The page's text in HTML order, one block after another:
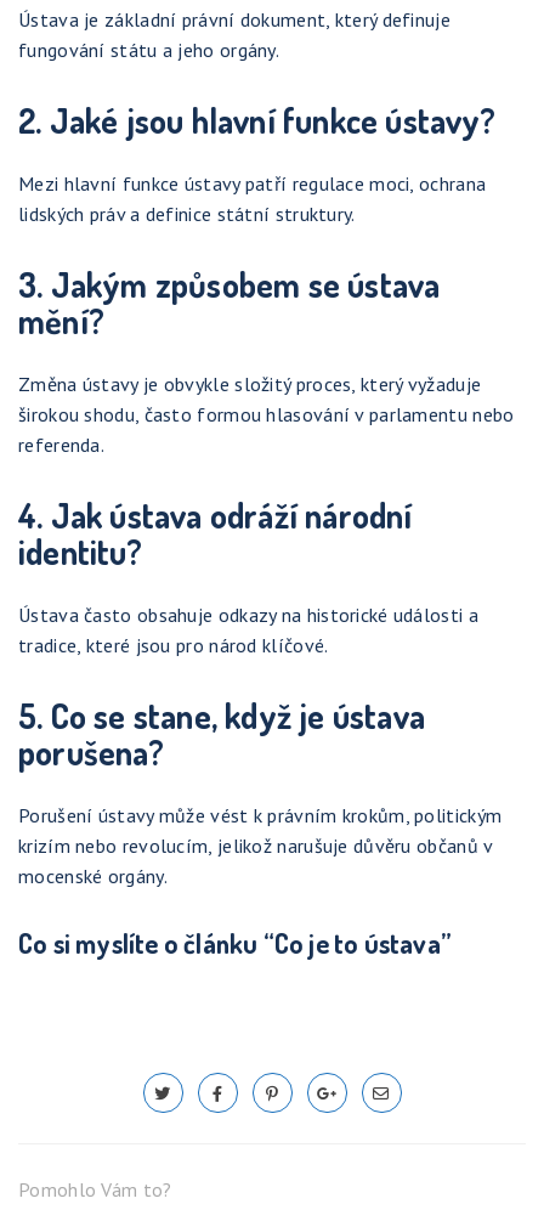
Ústava je základní právní dokument, který definuje
fungování státu a jeho orgány.
2. Jaké jsou hlavní funkce ústavy?
Mezi hlavní funkce ústavy patří regulace moci, ochrana
lidských práv a definice státní struktury.
3. Jakým způsobem se ústava
mění?
Změna ústavy je obvykle složitý proces, který vyžaduje
širokou shodu, často formou hlasování v parlamentu nebo
referenda.
4. Jak ústava odráží národní
identitu?
Ústava často obsahuje odkazy na historické události a
tradice, které jsou pro národ klíčové.
5. Co se stane, když je ústava
porušena?
Porušení ústavy může vést k právním krokům, politickým
krizím nebo revolucím, jelikož narušuje důvěru občanů v
mocenské orgány.
Co si myslíte o článku “Co je to ústava”
Pomohlo Vám to?